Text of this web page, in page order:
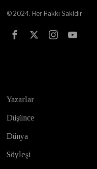
© 2024. Her Hakkı Sakldır
Yazarlar
Düşünce
Dünya
Söyleşi